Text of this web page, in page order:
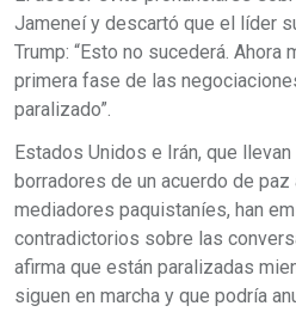
Jameneí y descartó que el líder
Trump: “Esto no sucederá.
primera fase de las
paralizado”.
Estados Unidos e Irán, que
borradores de un acuerdo de
mediadores paquistaníes, han
contradictorios sobre las
afirma que están paralizadas
siguen en marcha y que podría